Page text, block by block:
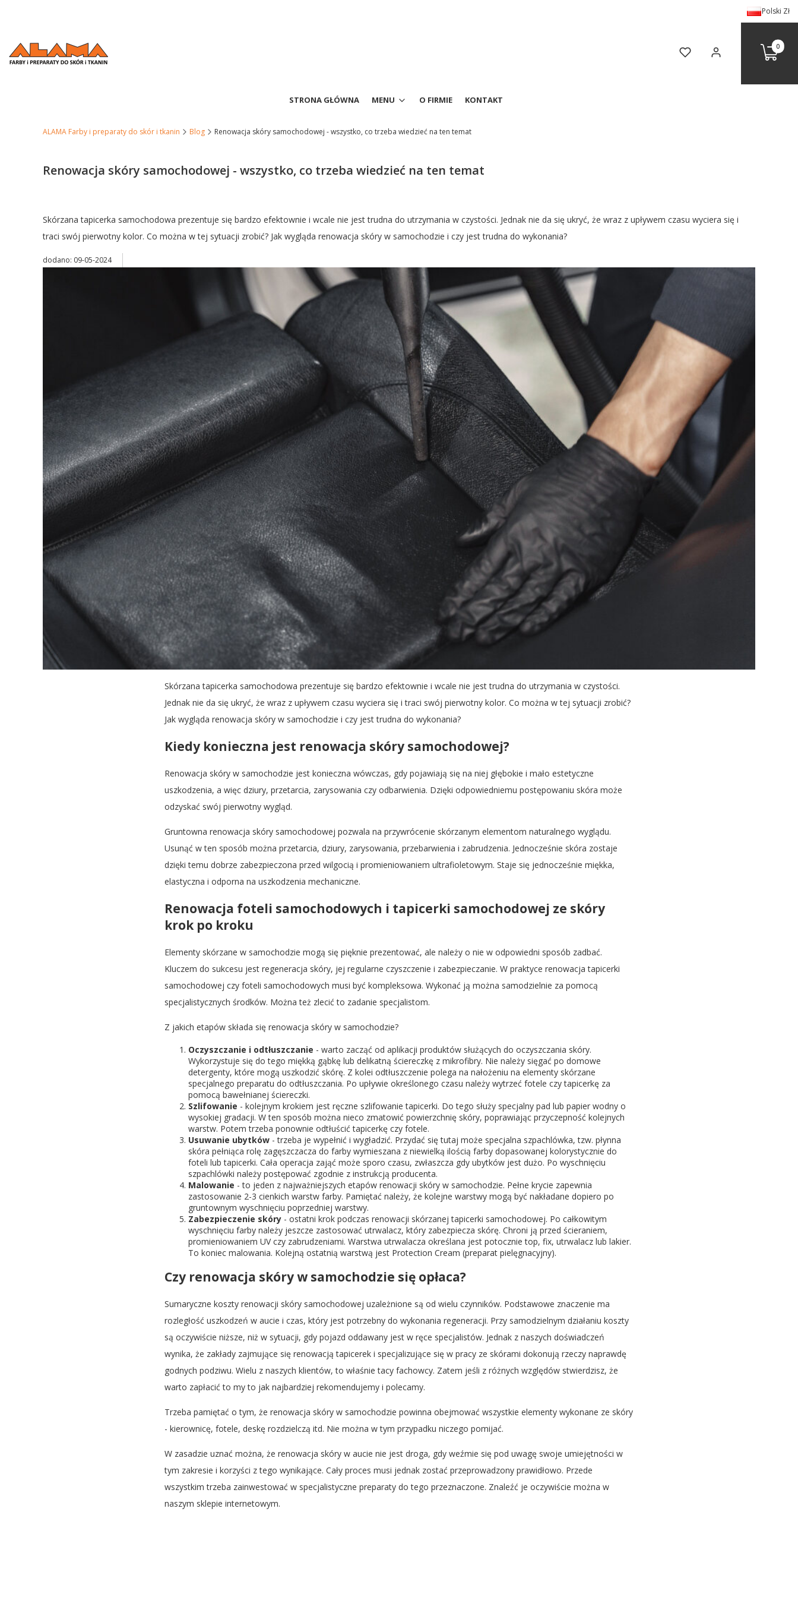
Polski Zł
Ulubione Zaloguj się Produkty
Koszyk
STRONA GŁÓWNA MENU O FIRMIE KONTAKT
ALAMA Farby i preparaty do skór i tkanin Blog Renowacja skóry samochodowej - wszystko, co trzeba wiedzieć na ten temat
Renowacja skóry samochodowej - wszystko, co trzeba wiedzieć na ten temat
Skórzana tapicerka samochodowa prezentuje się bardzo efektownie i wcale nie jest trudna do utrzymania w czystości. Jednak nie da się ukryć, że wraz z upływem czasu wyciera się i
traci swój pierwotny kolor. Co można w tej sytuacji zrobić? Jak wygląda renowacja skóry w samochodzie i czy jest trudna do wykonania?
dodano: 09-05-2024
Skórzana tapicerka samochodowa prezentuje się bardzo efektownie i wcale nie jest trudna do utrzymania w czystości.
Jednak nie da się ukryć, że wraz z upływem czasu wyciera się i traci swój pierwotny kolor. Co można w tej sytuacji zrobić?
Jak wygląda renowacja skóry w samochodzie i czy jest trudna do wykonania?
Kiedy konieczna jest renowacja skóry samochodowej?
Renowacja skóry w samochodzie jest konieczna wówczas, gdy pojawiają się na niej głębokie i mało estetyczne
uszkodzenia, a więc dziury, przetarcia, zarysowania czy odbarwienia. Dzięki odpowiedniemu postępowaniu skóra może
odzyskać swój pierwotny wygląd.
Gruntowna renowacja skóry samochodowej pozwala na przywrócenie skórzanym elementom naturalnego wyglądu.
Usunąć w ten sposób można przetarcia, dziury, zarysowania, przebarwienia i zabrudzenia. Jednocześnie skóra zostaje
dzięki temu dobrze zabezpieczona przed wilgocią i promieniowaniem ultrafioletowym. Staje się jednocześnie miękka,
elastyczna i odporna na uszkodzenia mechaniczne.
Renowacja foteli samochodowych i tapicerki samochodowej ze skóry
krok po kroku
Elementy skórzane w samochodzie mogą się pięknie prezentować, ale należy o nie w odpowiedni sposób zadbać.
Kluczem do sukcesu jest regeneracja skóry, jej regularne czyszczenie i zabezpieczanie. W praktyce renowacja tapicerki
samochodowej czy foteli samochodowych musi być kompleksowa. Wykonać ją można samodzielnie za pomocą
specjalistycznych środków. Można też zlecić to zadanie specjalistom.
Z jakich etapów składa się renowacja skóry w samochodzie?
Oczyszczanie i odtłuszczanie - warto zacząć od aplikacji produktów służących do oczyszczania skóry.
Wykorzystuje się do tego miękką gąbkę lub delikatną ściereczkę z mikrofibry. Nie należy sięgać po domowe
detergenty, które mogą uszkodzić skórę. Z kolei odtłuszczenie polega na nałożeniu na elementy skórzane
specjalnego preparatu do odtłuszczania. Po upływie określonego czasu należy wytrzeć fotele czy tapicerkę za
pomocą bawełnianej ściereczki.
Szlifowanie - kolejnym krokiem jest ręczne szlifowanie tapicerki. Do tego służy specjalny pad lub papier wodny o
wysokiej gradacji. W ten sposób można nieco zmatowić powierzchnię skóry, poprawiając przyczepność kolejnych
warstw. Potem trzeba ponownie odtłuścić tapicerkę czy fotele.
Usuwanie ubytków - trzeba je wypełnić i wygładzić. Przydać się tutaj może specjalna szpachlówka, tzw. płynna
skóra pełniąca rolę zagęszczacza do farby wymieszana z niewielką ilością farby dopasowanej kolorystycznie do
foteli lub tapicerki. Cała operacja zająć może sporo czasu, zwłaszcza gdy ubytków jest dużo. Po wyschnięciu
szpachlówki należy postępować zgodnie z instrukcją producenta.
Malowanie - to jeden z najważniejszych etapów renowacji skóry w samochodzie. Pełne krycie zapewnia
zastosowanie 2-3 cienkich warstw farby. Pamiętać należy, że kolejne warstwy mogą być nakładane dopiero po
gruntownym wyschnięciu poprzedniej warstwy.
Zabezpieczenie skóry - ostatni krok podczas renowacji skórzanej tapicerki samochodowej. Po całkowitym
wyschnięciu farby należy jeszcze zastosować utrwalacz, który zabezpiecza skórę. Chroni ją przed ścieraniem,
promieniowaniem UV czy zabrudzeniami. Warstwa utrwalacza określana jest potocznie top, fix, utrwalacz lub lakier.
To koniec malowania. Kolejną ostatnią warstwą jest Protection Cream (preparat pielęgnacyjny).
Czy renowacja skóry w samochodzie się opłaca?
Sumaryczne koszty renowacji skóry samochodowej uzależnione są od wielu czynników. Podstawowe znaczenie ma
rozległość uszkodzeń w aucie i czas, który jest potrzebny do wykonania regeneracji. Przy samodzielnym działaniu koszty
są oczywiście niższe, niż w sytuacji, gdy pojazd oddawany jest w ręce specjalistów. Jednak z naszych doświadczeń
wynika, że zakłady zajmujące się renowacją tapicerek i specjalizujące się w pracy ze skórami dokonują rzeczy naprawdę
godnych podziwu. Wielu z naszych klientów, to właśnie tacy fachowcy. Zatem jeśli z różnych względów stwierdzisz, że
warto zapłacić to my to jak najbardziej rekomendujemy i polecamy.
Trzeba pamiętać o tym, że renowacja skóry w samochodzie powinna obejmować wszystkie elementy wykonane ze skóry
- kierownicę, fotele, deskę rozdzielczą itd. Nie można w tym przypadku niczego pomijać.
W zasadzie uznać można, że renowacja skóry w aucie nie jest droga, gdy weźmie się pod uwagę swoje umiejętności w
tym zakresie i korzyści z tego wynikające. Cały proces musi jednak zostać przeprowadzony prawidłowo. Przede
wszystkim trzeba zainwestować w specjalistyczne preparaty do tego przeznaczone. Znaleźć je oczywiście można w
naszym sklepie internetowym.